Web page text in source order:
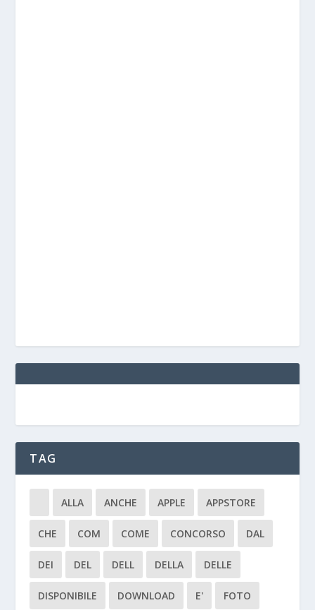
TAG
ALLA ANCHE APPLE APPSTORE
CHE COM COME CONCORSO DAL
DEI DEL DELL DELLA DELLE
DISPONIBILE DOWNLOAD E' FOTO